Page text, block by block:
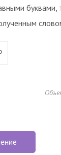
буквами,